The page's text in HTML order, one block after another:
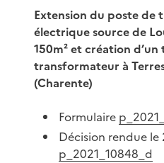
Extension du poste de
électrique source de
150m² et création
transformateur à
(Charente)
Formulaire
Décision rendue
p_2021_10848_d